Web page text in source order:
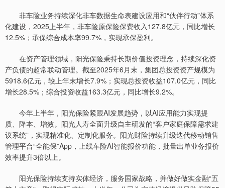
非车险业务持续深化非车数据生命表建设应用和“伙伴行动”体系
化建设，2025上半年，非车险原保险保费收入127.8亿元，同比增长
12.5%；承保综合成本率99.7%，实现承保盈利。
在资产管理领域，阳光保险秉持长期价值投资理念，持续深化资
产负债的超常联动管理。截至2025年6月末，集团总投资资产规模为
5918.6亿元，较上年末增长7.9%；实现总投资收益107.0亿元，同比
增长28.5%；综合投资收益163.3亿元，同比增长9.2%。
今年上半年，阳光保险紧跟AI发展趋势，以AI应用能力实现提
质、降本、增效。阳光人寿全面升级自主研发的“客户家庭保障需求建
议系统”，实现精准化、定制化服务。阳光财险持续升级迭代移动销售
管理平台“全能保”App，上线车险AI智能报价功能，批量出单业务报价
效率提升3倍以上。
阳光保险持续支持实体经济，服务国家战略，并做好做实金融“五